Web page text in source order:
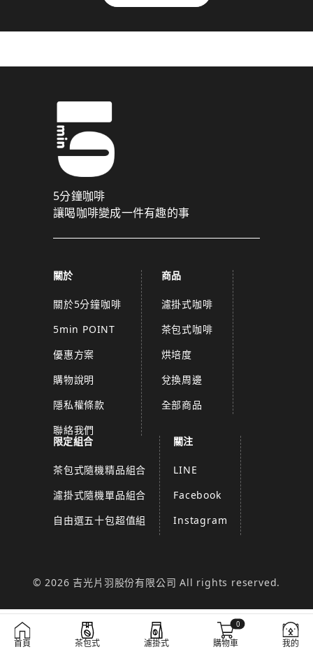
5分鐘咖啡
讓喝咖啡變成一件有趣的事
關於
關於5分鐘咖啡
5min POINT
優惠方案
購物說明
隱私權條款
聯絡我們
商品
濾掛式咖啡
茶包式咖啡
烘培度
兌換周邊
全部商品
限定組合
茶包式隨機精品組合
濾掛式隨機單品組合
自由選五十包超值組
關注
LINE
Facebook
Instagram
© 2026 吉光片羽股份有限公司 All rights reserved.
首頁 茶包式 濾掛式 購物車
0
我的